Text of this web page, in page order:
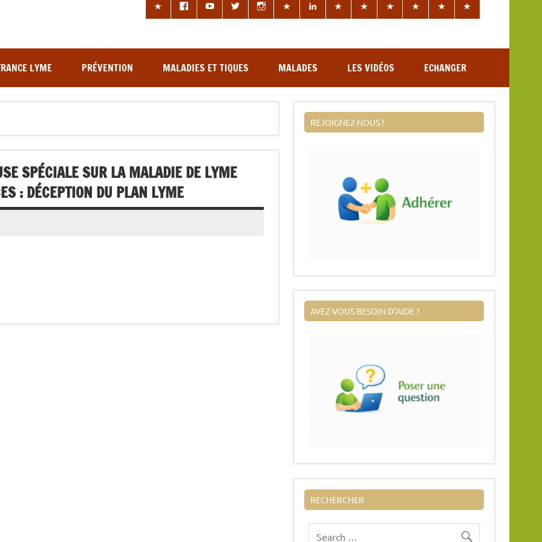
LYME PRÉVENTION MALADIES ET TIQUES MALADES LES VIDÉOS ECHANGER
SPÉCIALE SUR LA MALADIE DE LYME
: DÉCEPTION DU PLAN LYME
REJOIGNEZ-NOUS !
AVEZ-VOUS BESOIN D’AIDE ?
RECHERCHER